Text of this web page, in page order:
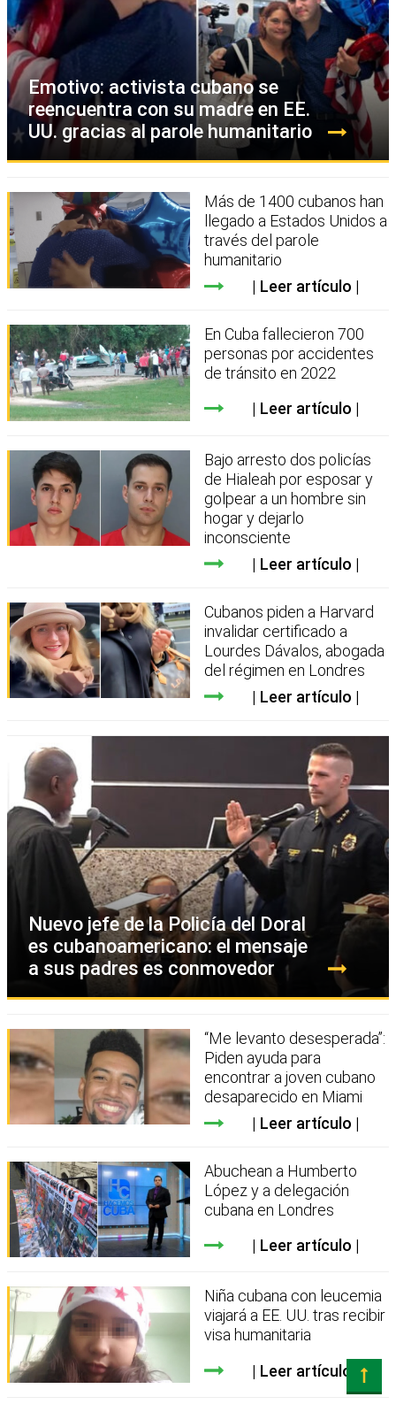
Emotivo: activista cubano se
reencuentra con su madre en EE.
UU. gracias al parole humanitario
Más de 1400 cubanos han
llegado a Estados Unidos a
través del parole
humanitario
Leer artículo
En Cuba fallecieron 700
personas por accidentes
de tránsito en 2022
Leer artículo
Bajo arresto dos policías
de Hialeah por esposar y
golpear a un hombre sin
hogar y dejarlo
inconsciente
Leer artículo
Cubanos piden a Harvard
invalidar certificado a
Lourdes Dávalos, abogada
del régimen en Londres
Leer artículo
Nuevo jefe de la Policía del Doral
es cubanoamericano: el mensaje
a sus padres es conmovedor
“Me levanto desesperada”:
Piden ayuda para
encontrar a joven cubano
desaparecido en Miami
Leer artículo
Abuchean a Humberto
López y a delegación
cubana en Londres
Leer artículo
Niña cubana con leucemia
viajará a EE. UU. tras recibir
visa humanitaria
Leer artículo